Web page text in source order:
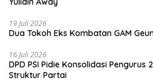
19 Juli 2026
Dua Tokoh Eks Kombatan GAM
16 Juli 2026
DPD PSI Pidie Konsolidasi Pengurus
Struktur Partai